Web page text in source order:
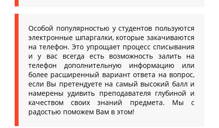
Особой популярностью у студентов пользуются
электронные шпаргалки, которые закачиваются
на телефон. Это упрощает процесс списывания
и у вас всегда есть возможность залить на
телефон дополнительную информацию или
более расширенный вариант ответа на вопрос,
если Вы претендуете на самый высокий балл и
намерены удивить преподавателя глубиной и
качеством своих знаний предмета. Мы с
радостью поможем Вам в этом!